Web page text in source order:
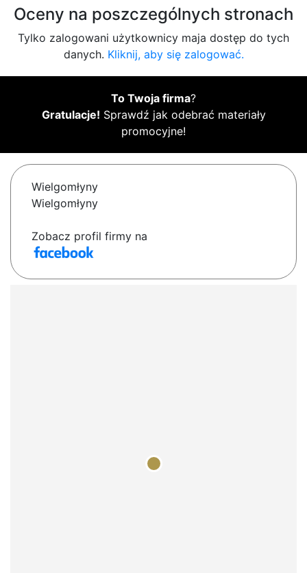
Oceny na poszczególnych stronach
Tylko zalogowani użytkownicy maja dostęp do tych
danych. Kliknij, aby się zalogować.
To Twoja firma?
Gratulacje! Sprawdź jak odebrać materiały
promocyjne!
Wielgomłyny
Wielgomłyny
Zobacz profil firmy na